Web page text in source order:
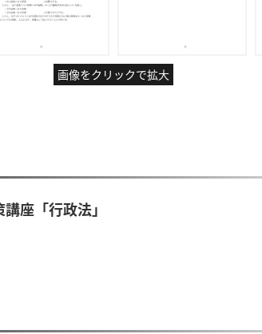
画像をクリックで拡大
座「行政法」